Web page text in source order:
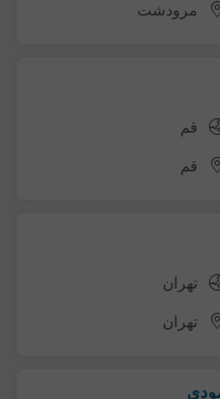
مرودشت
قم
قم
تهران
تهران